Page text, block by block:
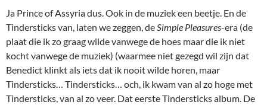
Ja Prince of Assyria dus. Ook in de muziek een beetje. En de
Tindersticks van, laten we zeggen, deSimple Pleasures-era (de
plaat die ik zo graag wilde vanwege de hoes maar die ik niet
kocht vanwege de muziek) (waarmee niet gezegd wil zijn dat
Benedict klinkt als iets dat ik nooit wilde horen, maar
Tindersticks… Tindersticks… och, ik kwam van al zo hoge met
Tindersticks, van al zo veer. Dat eerste Tindersticks album. De